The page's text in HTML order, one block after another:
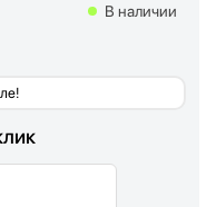
В наличии